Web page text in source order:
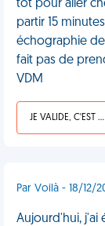
tôt pour aller
partir 15
échographie
fait pas de
VDM
JE VALIDE, C'EST UNE VDM
Par Voilà - 18/12/
Aujourd'hui, j'ai